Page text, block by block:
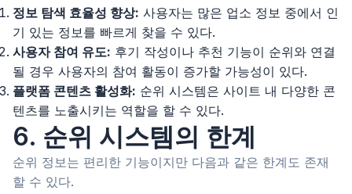
정보 탐색 효율성 향상: 사용자는 많은 업소 정보 중에서 인
기 있는 정보를 빠르게 찾을 수 있다.
사용자 참여 유도: 후기 작성이나 추천 기능이 순위와 연결
될 경우 사용자의 참여 활동이 증가할 가능성이 있다.
플랫폼 콘텐츠 활성화: 순위 시스템은 사이트 내 다양한 콘
텐츠를 노출시키는 역할을 할 수 있다.
6. 순위 시스템의 한계
순위 정보는 편리한 기능이지만 다음과 같은 한계도 존재
할 수 있다.